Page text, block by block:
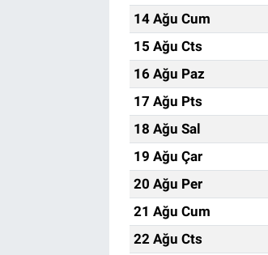
14 Ağu Cum
15 Ağu Cts
16 Ağu Paz
17 Ağu Pts
18 Ağu Sal
19 Ağu Çar
20 Ağu Per
21 Ağu Cum
22 Ağu Cts